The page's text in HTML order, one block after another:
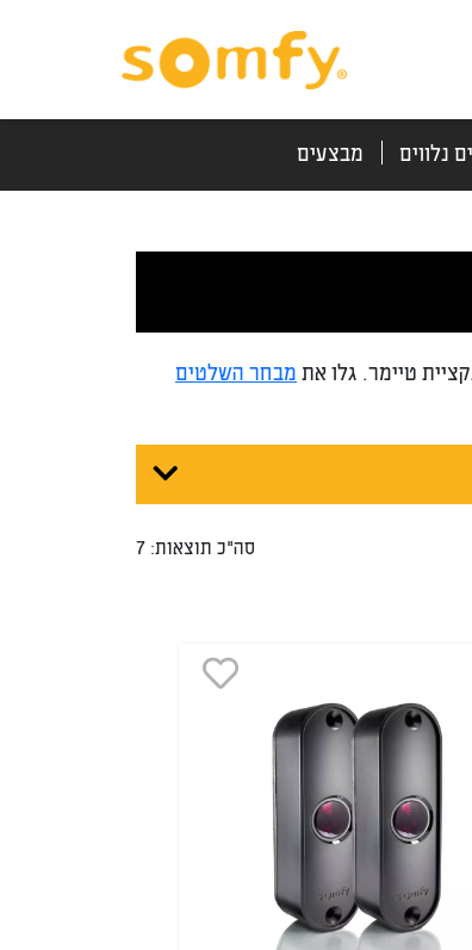
נלווים מבצעים
טיימר. גלו את מבחר השלטים
סה"כ תוצאות: 7